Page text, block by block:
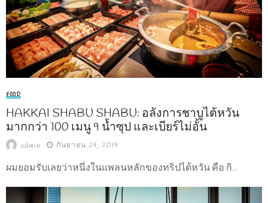
FOOD
HAKKAI SHABU SHABU: อลังการชาบูไต้หวัน
มากกว่า 100 เมนู 9 น้ำซุป และเบียร์ไม่อั้น
admin กันยายน 29, 2019
ผมยอมรับเลยว่าหนึ่งในแพลนหลักของทริปไต้หวัน คือ กิ...